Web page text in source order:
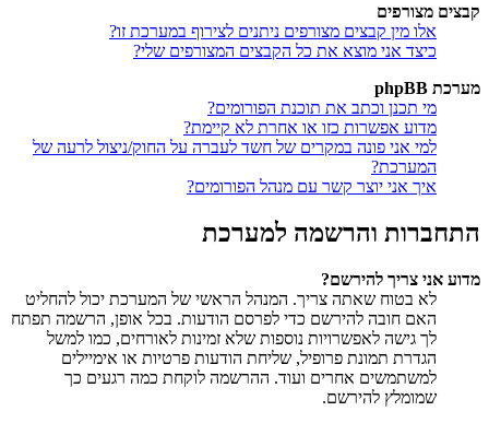
קבצים מצורפים
אלו מין קבצים מצורפים ניתנים לצירוף במערכת זו?
כיצד אני מוצא את כל הקבצים המצורפים שלי?
מערכת phpBB
מי תכנן וכתב את תוכנת הפורומים?
מדוע אפשרות כזו או אחרת לא קיימת?
למי אני פונה במקרים של חשד לעברה על החוק/ניצול לרעה של
המערכת?
איך אני יוצר קשר עם מנהל הפורומים?
התחברות והרשמה למערכת
מדוע אני צריך להירשם?
לא בטוח שאתה צריך. המנהל הראשי של המערכת יכול להחליט
האם חובה להירשם כדי לפרסם הודעות. בכל אופן, הרשמה תפתח
לך גישה לאפשרויות נוספות שלא זמינות לאורחים, כמו למשל
הגדרת תמונת פרופיל, שליחת הודעות פרטיות או אימיילים
למשתמשים אחרים ועוד. ההרשמה לוקחת כמה רגעים כך
שמומלץ להירשם.